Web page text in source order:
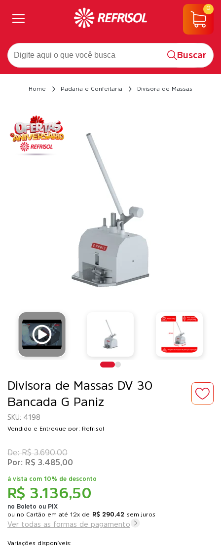
Buscar
0
Home Padaria e Confeitaria Divisora de Massas
Divisora de Massas DV 30
Bancada G Paniz
4198
Vendido e Entregue por: Refrisol
R$ 3.136,50
no Boleto ou PIX
à vista com 10% de desconto
R$ 3.690,00
R$ 3.485,00
ou 12x de R$ 290,42 sem juros
Ver todas as formas de pagamento
Variações disponíveis: